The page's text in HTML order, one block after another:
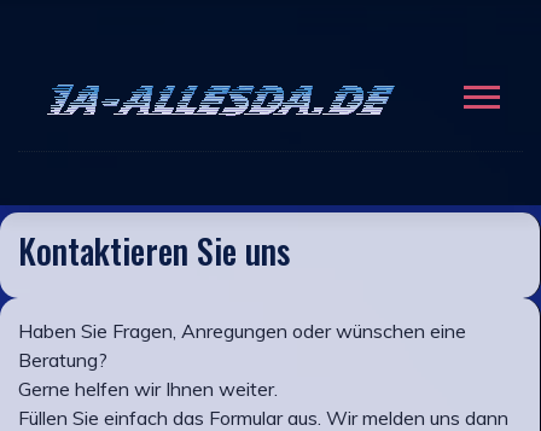
Kontaktieren Sie uns
Haben Sie Fragen, Anregungen oder wünschen eine
Beratung?
Gerne helfen wir Ihnen weiter.
Füllen Sie einfach das Formular aus. Wir melden uns dann